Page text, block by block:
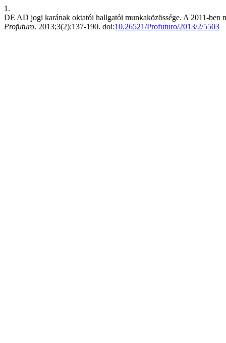
1.
DE AD jogi karának oktatói hallgatói munkaközössége. A 2011-
Profuturo. 2013;3(2):137-190. doi:10.26521/Profuturo/2013/2/5503